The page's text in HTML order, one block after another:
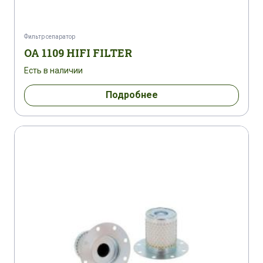
Фильтр сепаратор
OA 1109 HIFI FILTER
Есть в наличии
Подробнее